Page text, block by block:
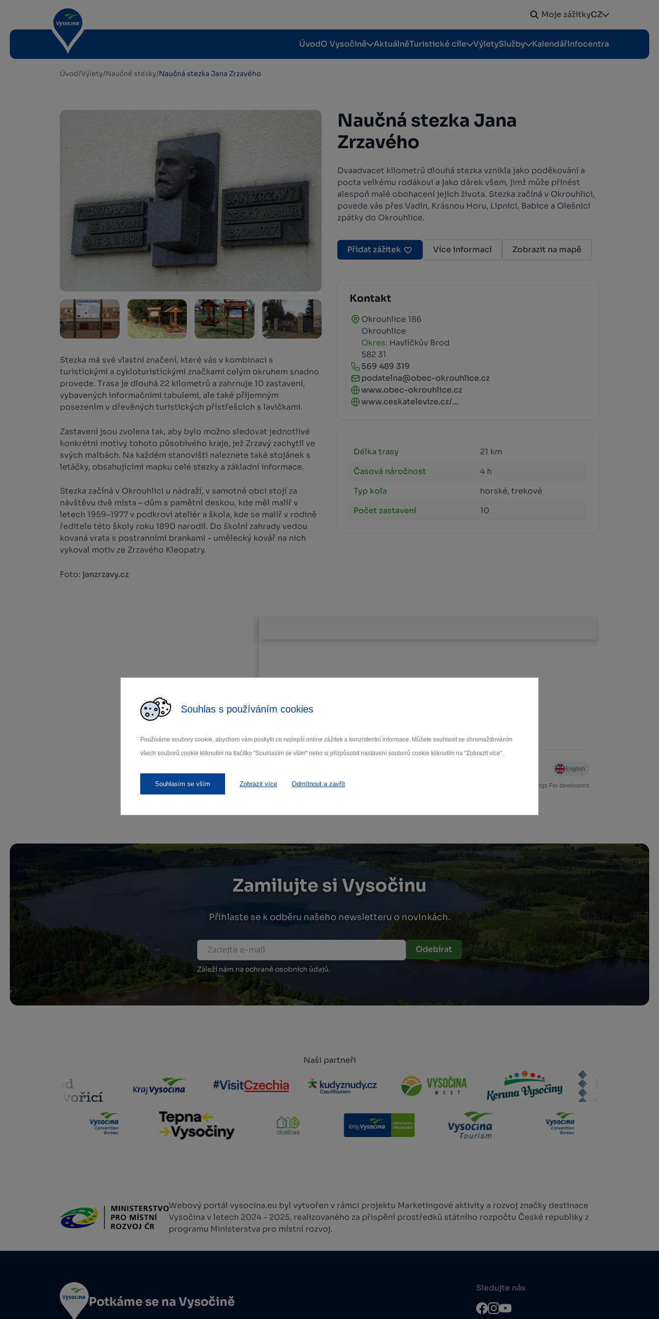
Souhlas s používáním cookies
Používáme soubory cookie, abychom vám poskytli co nejlepší online zážitek a konzistentní informace. Můžete souhlasit se shromažďováním
všech souborů cookie kliknutím na tlačítko "Souhlasím se vším" nebo si přizpůsobit nastavení souborů cookie kliknutím na "Zobrazit více".
Souhlasím se vším Zobrazit více Odmítnout a zavřít
Moje zážitkyCZ
ÚvodO Vysočině AktuálněTuristické cíle VýletySlužby KalendářInfocentra
Úvod/Výlety/Naučné stezky/Naučná stezka Jana Zrzavého
Naučná stezka Jana
Zrzavého
Dvaadvacet kilometrů dlouhá stezka vznikla jako poděkování a
pocta velkému rodákovi a jako dárek všem, jimž může přinést
alespoň malé obohacení jejich života. Stezka začíná v Okrouhlici,
povede vás přes Vadín, Krásnou Horu, Lipnici, Babice a Olešnici
zpátky do Okrouhlice.
Přidat zážitek Více informací Zobrazit na mapě
Kontakt
Okrouhlice 186
Okrouhlice
Okres: Havlíčkův Brod
582 31
569 489 319
podatelna@obec-okrouhlice.cz
www.obec-okrouhlice.cz
www.ceskatelevize.cz/...
Délka trasy
21 km
Časová náročnost
4 h
Typ kola
horské, trekové
Počet zastavení
10
Stezka má své vlastní značení, které vás v kombinaci s
turistickými a cykloturistickými značkami celým okruhem snadno
provede. Trasa je dlouhá 22 kilometrů a zahrnuje 10 zastavení,
vybavených informačními tabulemi, ale také příjemným
posezením v dřevěných turistických přístřešcích s lavičkami.
Zastavení jsou zvolena tak, aby bylo možno sledovat jednotlivé
konkrétní motivy tohoto působivého kraje, jež Zrzavý zachytil ve
svých malbách. Na každém stanovišti naleznete také stojánek s
letáčky, obsahujícími mapku celé stezky a základní informace.
Stezka začíná v Okrouhlici u nádraží, v samotné obci stojí za
návštěvu dvě místa – dům s pamětní deskou, kde měl malíř v
letech 1959–1977 v podkroví ateliér a škola, kde se malíř v rodině
ředitele této školy roku 1890 narodil. Do školní zahrady vedou
kovaná vrata s postranními brankami – umělecký kovář na nich
vykoval motiv ze Zrzavého Kleopatry.
Foto: janzrzavy.cz
Zamilujte si Vysočinu
Přihlaste se k odběru našeho newsletteru o novinkách.
Záleží nám na ochraně osobních údajů.
Odebírat
Naši partneři
Webový portál vysocina.eu byl vytvořen v rámci projektu Marketingové aktivity a rozvoj značky destinace
Vysočina v letech 2024 – 2025, realizovaného za přispění prostředků státního rozpočtu České republiky z
programu Ministerstva pro místní rozvoj.
Potkáme se na Vysočině
Sledujte nás